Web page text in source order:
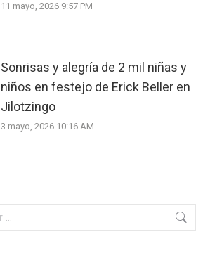
11 mayo, 2026 9:57 PM
Sonrisas y alegría de 2 mil niñas y
niños en festejo de Erick Beller en
Jilotzingo
3 mayo, 2026 10:16 AM